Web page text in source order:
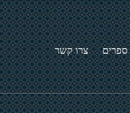
ספרים צרו קשר